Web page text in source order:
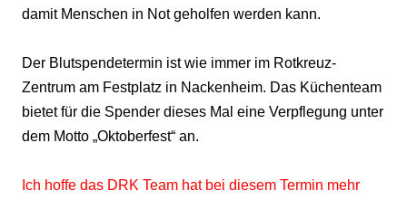
damit Menschen in Not geholfen werden kann.
Der Blutspendetermin ist wie immer im Rotkreuz-
Zentrum am Festplatz in Nackenheim. Das Küchenteam
bietet für die Spender dieses Mal eine Verpflegung unter
dem Motto „Oktoberfest“ an.
Ich hoffe das DRK Team hat bei diesem Termin mehr